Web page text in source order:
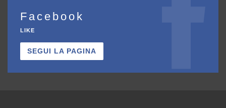
Facebook
LIKE
SEGUI LA PAGINA